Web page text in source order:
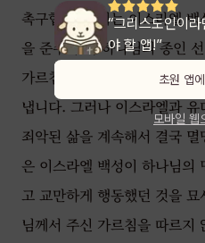
“쉽게 물어보기
문도 쉽게 할 수
초원 앱
모바일 웹
촉구합니다. 이는 이스라엘
을 준수하고, 하나님의 종인
가르침을 따르기를 원하시는
냅니다. 그러나 이스라엘과
죄악된 삶을 계속해서 결국
은 이스라엘 백성이 하나님의
고 교만하게 행동했던 것을
님께서 주신 가르침을 따르지